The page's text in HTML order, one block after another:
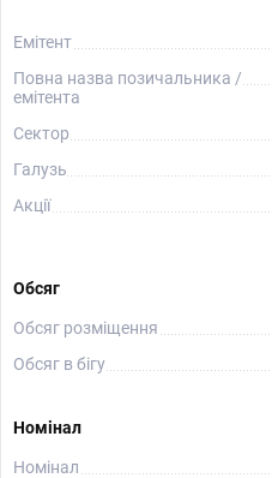
Емітент
Повна назва позичальника /
емітента
Сектор
Галузь
Акції
Обсяг
Обсяг розміщення
Обсяг в бігу
Номінал
Номінал